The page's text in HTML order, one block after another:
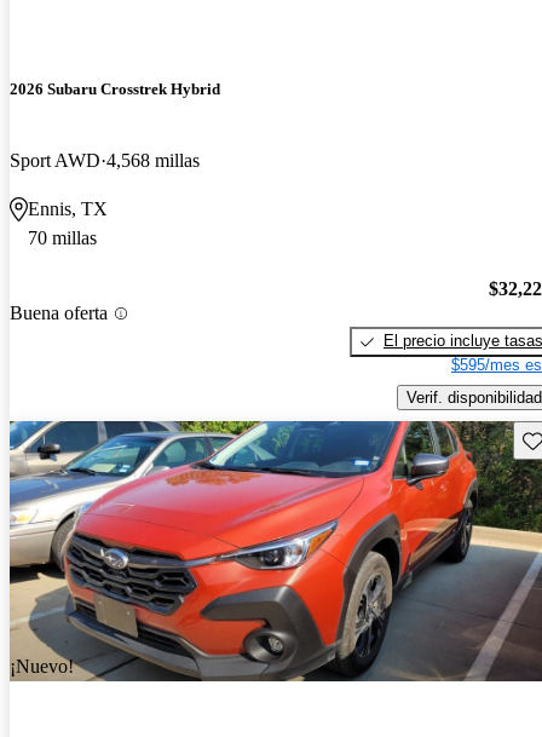
2026 Subaru Crosstrek Hybrid
Sport AWD 4,568 millas
Ennis, TX
70 millas
Buena oferta
El precio incluye tasas
$595/mes
Verif. disponibilidad
¡Nuevo!